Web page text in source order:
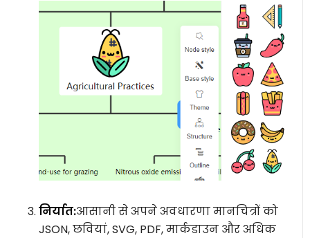
निर्यात:आसानी से अपने अवधारणा मानचित्रों को
JSON, छवियां, SVG, PDF, मार्कडाउन और अधिक